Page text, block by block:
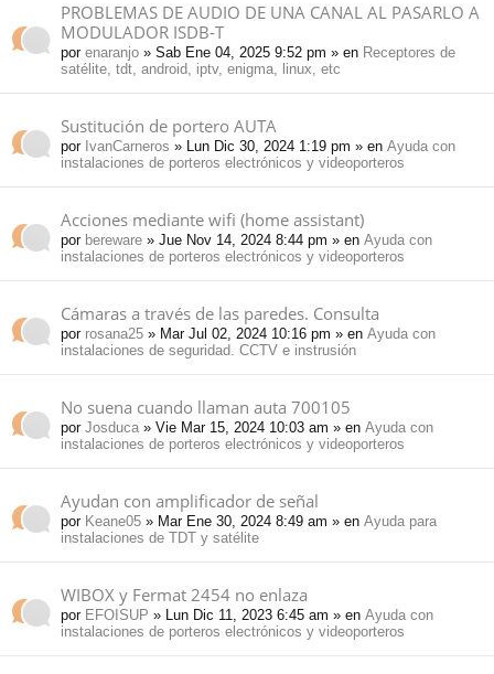
PROBLEMAS DE AUDIO DE UNA CANAL AL PASARLO A
MODULADOR ISDB-T
por enaranjo » Sab Ene 04, 2025 9:52 pm » en Receptores de
satélite, tdt, android, iptv, enigma, linux, etc
Sustitución de portero AUTA
por IvanCarneros » Lun Dic 30, 2024 1:19 pm » en Ayuda con
instalaciones de porteros electrónicos y videoporteros
Acciones mediante wifi (home assistant)
por bereware » Jue Nov 14, 2024 8:44 pm » en Ayuda con
instalaciones de porteros electrónicos y videoporteros
Cámaras a través de las paredes. Consulta
por rosana25 » Mar Jul 02, 2024 10:16 pm » en Ayuda con
instalaciones de seguridad. CCTV e instrusión
No suena cuando llaman auta 700105
por Josduca » Vie Mar 15, 2024 10:03 am » en Ayuda con
instalaciones de porteros electrónicos y videoporteros
Ayudan con amplificador de señal
por Keane05 » Mar Ene 30, 2024 8:49 am » en Ayuda para
instalaciones de TDT y satélite
WIBOX y Fermat 2454 no enlaza
por EFOISUP » Lun Dic 11, 2023 6:45 am » en Ayuda con
instalaciones de porteros electrónicos y videoporteros